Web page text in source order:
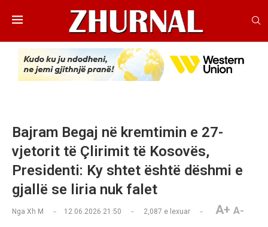
Bajram Begaj në kremtimin e 27-
vjetorit të Çlirimit të Kosovës,
Presidenti: Ky shtet është dëshmi e
gjallë se liria nuk falet
Nga Xh M 12.06.2026 21:50 2,087 e lexuar A+ A-